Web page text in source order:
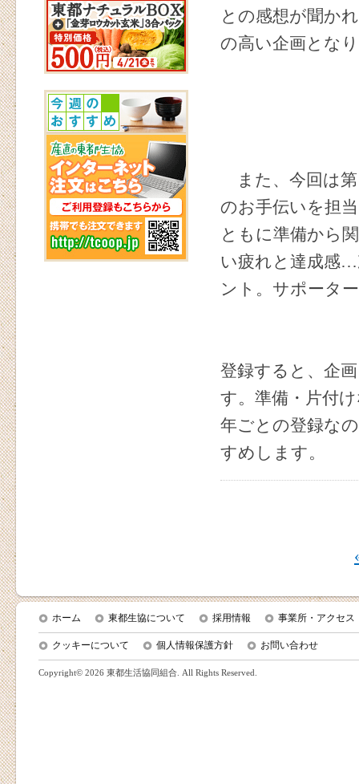
との感想が聞か
の高い企画とな
また、今回は第
のお手伝いを担
ともに準備から
い疲れと達成感
ント。サポータ
登録すると、企
す。準備・片付
年ごとの登録な
すめします。
ホーム 東都生協について 採用情報 事業所・アクセス
クッキーについて 個人情報保護方針 お問い合わせ
Copyright© 2026 東都生活協同組合. All Rights Reserved.